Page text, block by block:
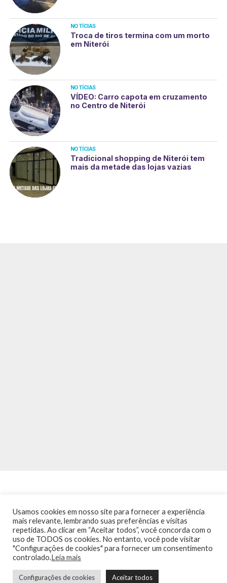
NOTÍCIAS
Troca de tiros termina com um morto
em Niterói
NOTÍCIAS
VÍDEO: Carro capota em cruzamento
no Centro de Niterói
NOTÍCIAS
Tradicional shopping de Niterói tem
mais da metade das lojas vazias
INÍCIO NOTÍCIAS AGENDA CONTATO
TRÂNSITO NA PONTE
TERMOS DE USO / POLÍTICA DE PRIVACIDADE
Guia de Niterói Informática LTDA Todos os Direitos Reservados
Usamos cookies em nosso site para fornecer a experiência
mais relevante, lembrando suas preferências e visitas
repetidas. Ao clicar em “Aceitar todos”, você concorda com o
uso de TODOS os cookies. No entanto, você pode visitar
"Configurações de cookies" para fornecer um consentimento
controlado.Leia mais
Configurações de cookies Aceitar todos